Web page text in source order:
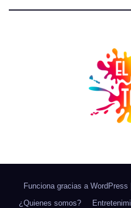
Funciona gracias a WordPress
¿Quienes somos?